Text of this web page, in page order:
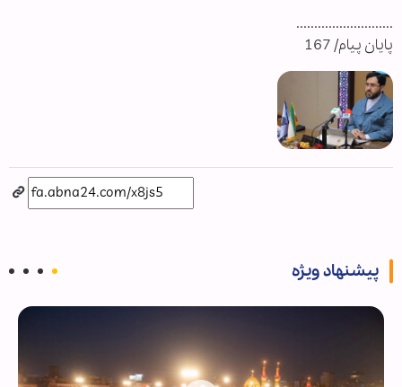
...........................
پایان پیام/ 167
پیشنهاد ویژه